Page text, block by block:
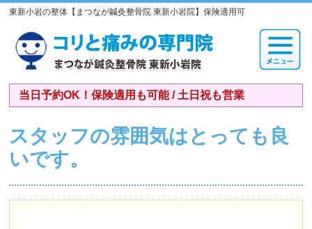
東新小岩の整体【まつなが鍼灸整骨院 東新小岩院】保険適用可
当日予約OK！保険適用も可能 / 土日祝も営業
スタッフの雰囲気はとっても良
いです。